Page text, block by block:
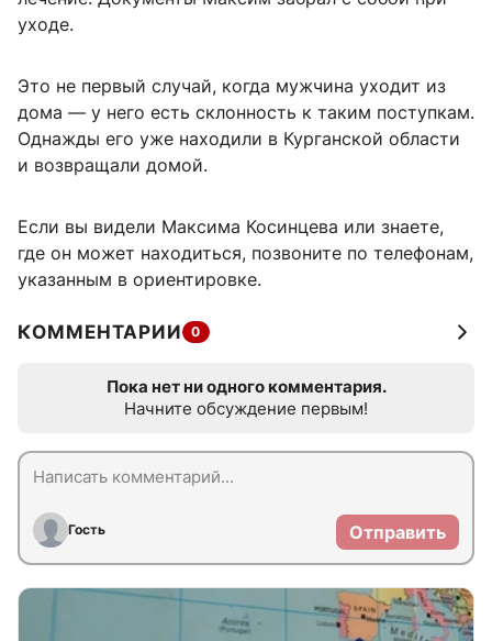
уходе.
Это не первый случай, когда мужчина уходит из
дома — у него есть склонность к таким поступкам.
Однажды его уже находили в Курганской области
и возвращали домой.
Если вы видели Максима Косинцева или знаете,
где он может находиться, позвоните по телефонам,
указанным в ориентировке.
КОММЕНТАРИИ 0
Пока нет ни одного комментария.
Начните обсуждение первым!
Гость Отправить